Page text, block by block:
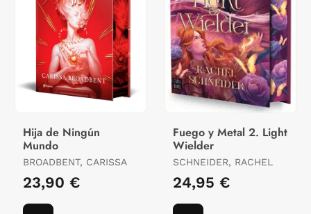
Hija de Ningún
Mundo
BROADBENT, CARISSA
23,90 €
Fuego y Metal 2. Light
Wielder
SCHNEIDER, RACHEL
24,95 €